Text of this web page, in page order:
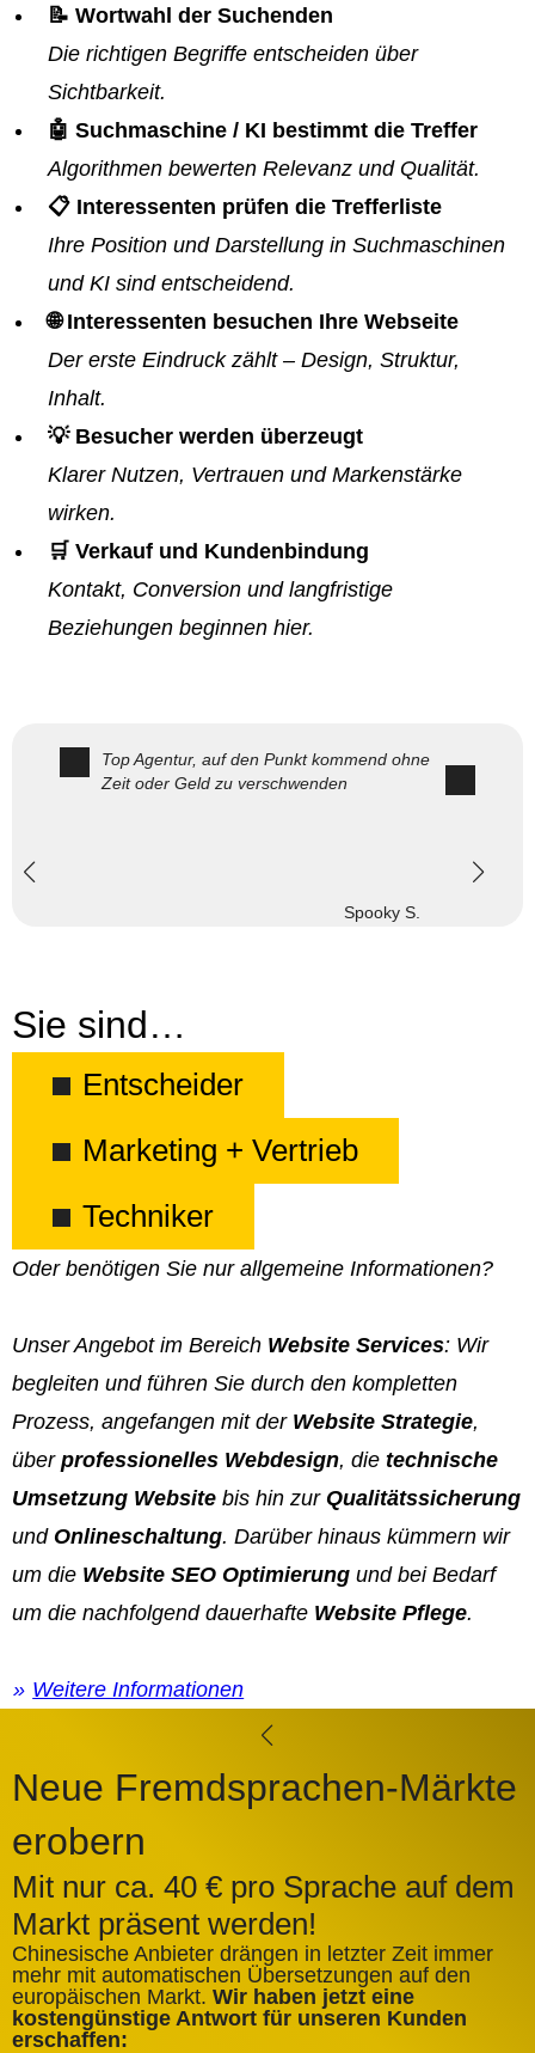
📝 Wortwahl der Suchenden
Die richtigen Begriffe entscheiden über
Sichtbarkeit.
🤖 Suchmaschine / KI bestimmt die Treffer
Algorithmen bewerten Relevanz und Qualität.
📋 Interessenten prüfen die Trefferliste
Ihre Position und Darstellung in Suchmaschinen
und KI sind entscheidend.
🌐 Interessenten besuchen Ihre Webseite
Der erste Eindruck zählt – Design, Struktur,
Inhalt.
💡 Besucher werden überzeugt
Klarer Nutzen, Vertrauen und Markenstärke
wirken.
🛒 Verkauf und Kundenbindung
Kontakt, Conversion und langfristige
Beziehungen beginnen hier.
Top Agentur, auf den Punkt kommend ohne
Zeit oder Geld zu verschwenden
Spooky S.
Sie sind…
Entscheider
Marketing + Vertrieb
Techniker
Oder benötigen Sie nur allgemeine Informationen?
Unser Angebot im Bereich Website Services: Wir
begleiten und führen Sie durch den kompletten
Prozess, angefangen mit der Website Strategie,
überprofessionelles Webdesign, die technische
Umsetzung Website bis hin zur Qualitätssicherung
und Onlineschaltung. Darüber hinaus kümmern wir
um die Website SEO Optimierung und bei Bedarf
um die nachfolgend dauerhafte Website Pflege.
Weitere Informationen
Neue Fremdsprachen-Märkte
erobern
Mit nur ca. 40 € pro Sprache auf dem
Markt präsent werden!
Chinesische Anbieter drängen in letzter Zeit immer
mehr mit automatischen Übersetzungen auf den
europäischen Markt. Wir haben jetzt eine
kostengünstige Antwort für unseren Kunden
erschaffen: